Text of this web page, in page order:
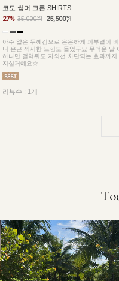
코모 썸머 크롭 SHIRTS
27% 35,000원 25,500원
아주 얇은 두께감으로 은은하게 피부결이 비
니 은근 섹시한 느낌도 들었구요 무더운 날
하나만 걸쳐줘도 자외선 차단되는 효과까지
지실거예요☆
리뷰수 : 1개